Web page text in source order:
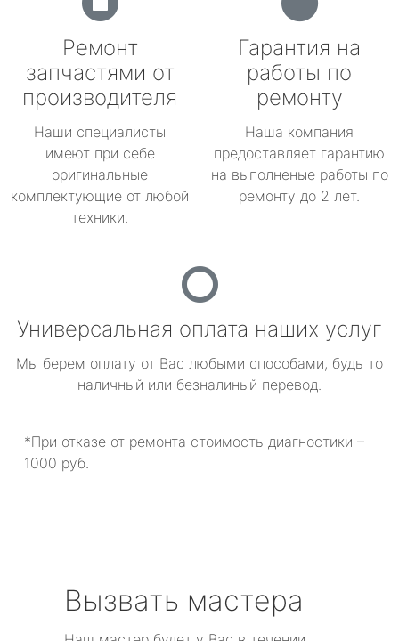
Ремонт
запчастями от
производителя
Наши специалисты
имеют при себе
оригинальные
комплектующие от любой
техники.
Гарантия на
работы по
ремонту
Наша компания
предоставляет гарантию
на выполненые работы по
ремонту до 2 лет.
Универсальная оплата наших услуг
Мы берем оплату от Вас любыми способами, будь то
наличный или безналиный перевод.
*При отказе от ремонта стоимость диагностики –
1000 руб.
Вызвать мастера